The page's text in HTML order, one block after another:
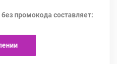
промокода составляет: